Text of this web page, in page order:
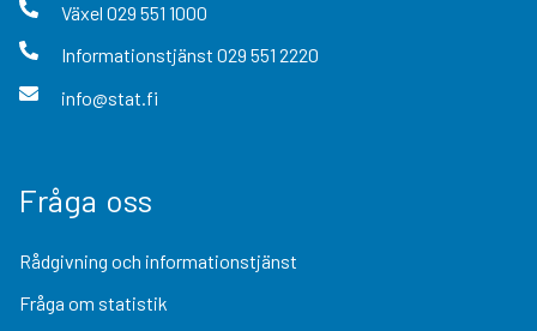
Växel 029 551 1000
Informationstjänst 029 551 2220
info@stat.fi
Fråga oss
Rådgivning och informationstjänst
Fråga om statistik